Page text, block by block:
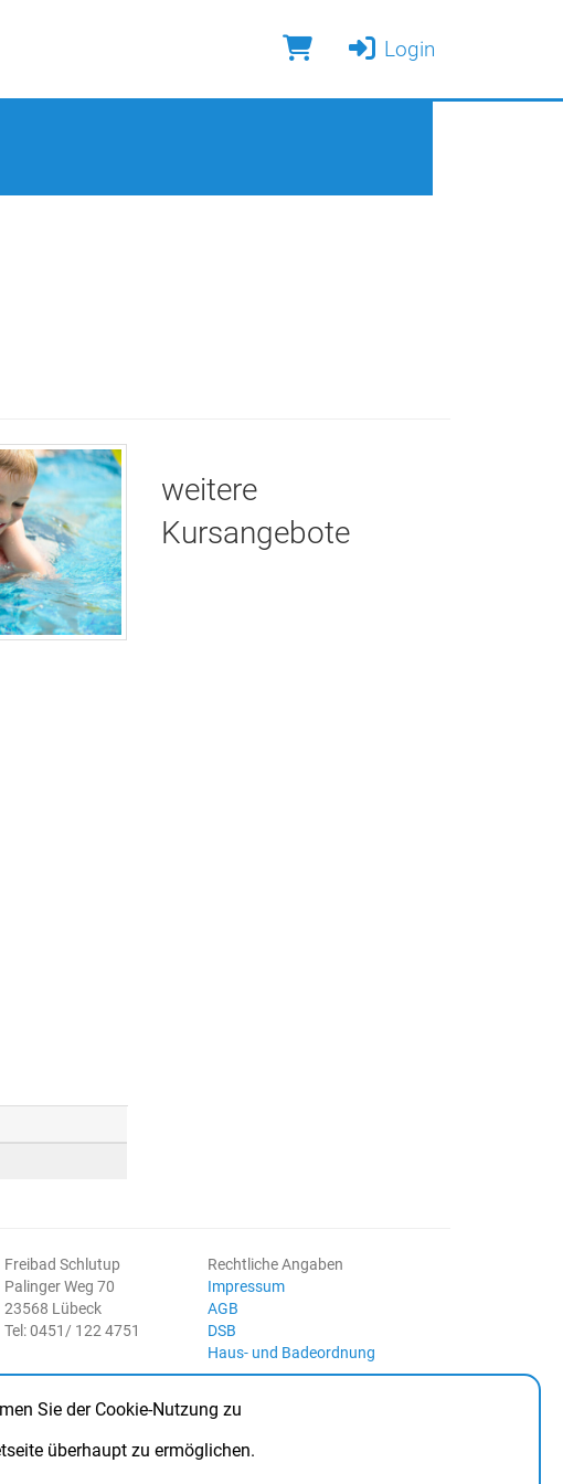
Login
weitere
Kursangebote
Freibad Schlutup
Palinger Weg 70
23568 Lübeck
Tel: 0451/ 122 4751
Rechtliche Angaben
Impressum
AGB
DSB
Haus- und Badeordnung
Sie der Cookie-Nutzung zu
überhaupt zu ermöglichen.